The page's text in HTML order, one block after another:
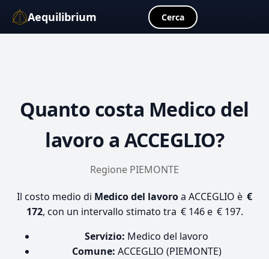
Aequilibrium Cerca
Quanto costa Medico del
lavoro a ACCEGLIO?
Regione PIEMONTE
Il costo medio di Medico del lavoroa ACCEGLIO è €
172, con un intervallo stimato tra € 146 e € 197.
Servizio: Medico del lavoro
Comune: ACCEGLIO (PIEMONTE)